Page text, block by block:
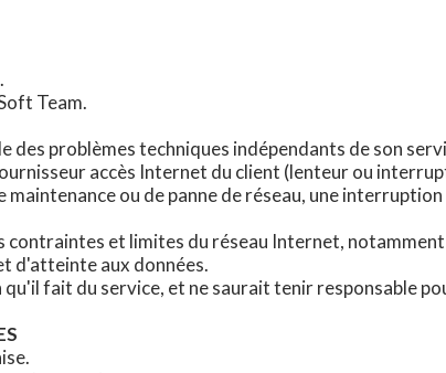
Team.
des problèmes techniques indépendants de son
accès Internet du client (lenteur ou
ou de panne de réseau, une
contraintes et limites du réseau Internet,
d'atteinte aux données.
fait du service, et ne saurait tenir responsable